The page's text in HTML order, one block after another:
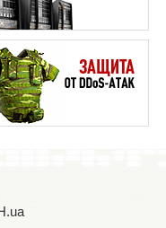
задач
исходного
обновлений.
в CMS
к WordPress